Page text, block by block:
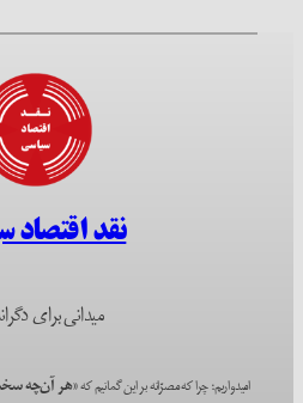
نقد
میدانی برای
امیدواریم؛ چرا که مصرّانه بر این گمانیم که«هر آن‌چه